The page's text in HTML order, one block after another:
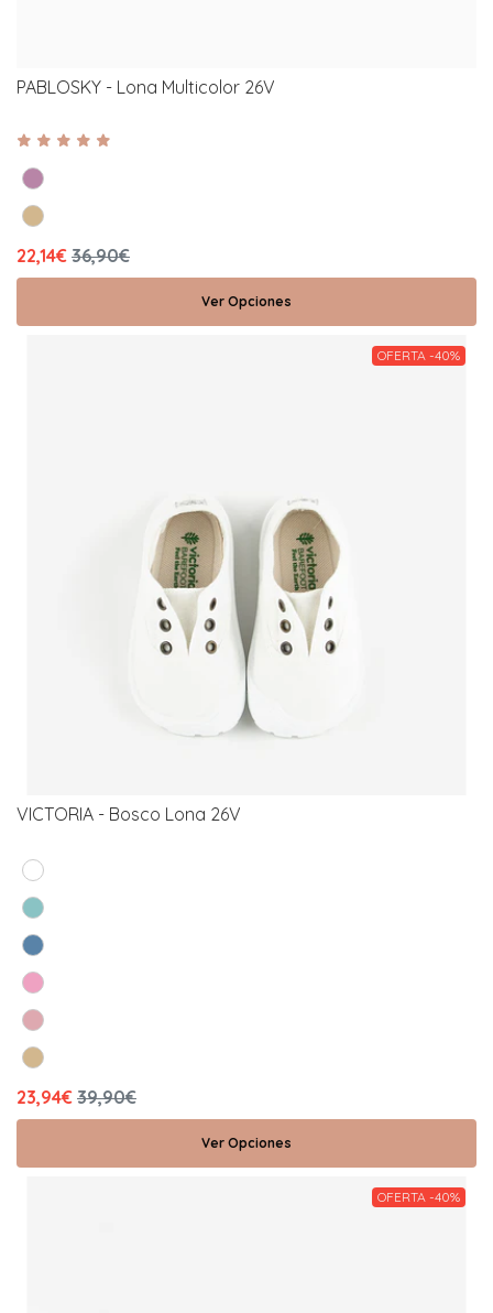
PABLOSKY - Lona Multicolor 26V
22,14€ 36,90€
Ver Opciones
OFERTA -40%
VICTORIA - Bosco Lona 26V
23,94€ 39,90€
Ver Opciones
OFERTA -40%